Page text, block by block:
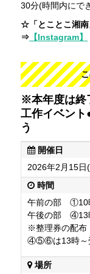
30分(時間内にで
☆「とことこ湘
⇒ 【Instagram】
※本年度は終
工作イベント
う
開催日
2026年2月15日
時間
午前の部 ①10
午後の部 ④13
※整理券の配
④⑤⑥は13時～
場所